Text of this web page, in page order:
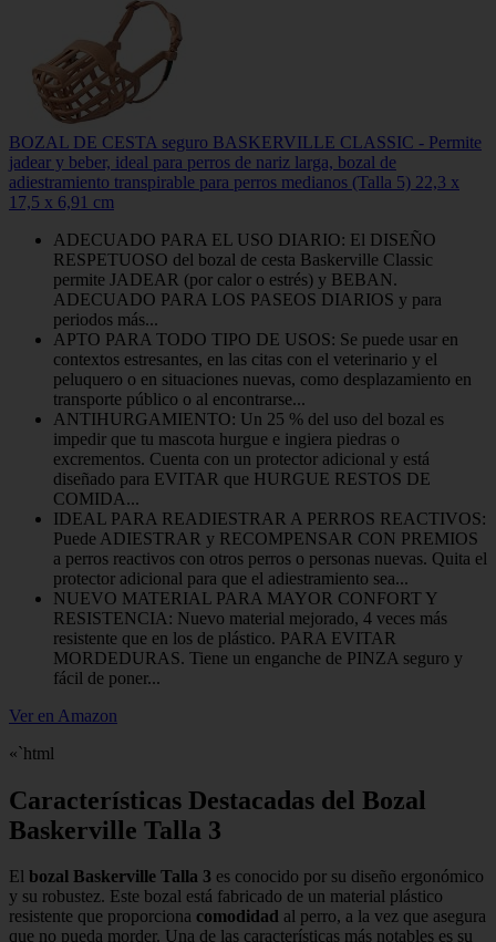
BOZAL DE CESTA seguro BASKERVILLE CLASSIC - Permite
jadear y beber, ideal para perros de nariz larga, bozal de
adiestramiento transpirable para perros medianos (Talla 5) 22,3 x
17,5 x 6,91 cm
ADECUADO PARA EL USO DIARIO: El DISEÑO
RESPETUOSO del bozal de cesta Baskerville Classic
permite JADEAR (por calor o estrés) y BEBAN.
ADECUADO PARA LOS PASEOS DIARIOS y para
periodos más...
APTO PARA TODO TIPO DE USOS: Se puede usar en
contextos estresantes, en las citas con el veterinario y el
peluquero o en situaciones nuevas, como desplazamiento en
transporte público o al encontrarse...
ANTIHURGAMIENTO: Un 25 % del uso del bozal es
impedir que tu mascota hurgue e ingiera piedras o
excrementos. Cuenta con un protector adicional y está
diseñado para EVITAR que HURGUE RESTOS DE
COMIDA...
IDEAL PARA READIESTRAR A PERROS REACTIVOS:
Puede ADIESTRAR y RECOMPENSAR CON PREMIOS
a perros reactivos con otros perros o personas nuevas. Quita el
protector adicional para que el adiestramiento sea...
NUEVO MATERIAL PARA MAYOR CONFORT Y
RESISTENCIA: Nuevo material mejorado, 4 veces más
resistente que en los de plástico. PARA EVITAR
MORDEDURAS. Tiene un enganche de PINZA seguro y
fácil de poner...
Ver en Amazon
«`html
Características Destacadas del Bozal
Baskerville Talla 3
El bozal Baskerville Talla 3 es conocido por su diseño ergonómico
y su robustez. Este bozal está fabricado de un material plástico
resistente que proporciona comodidad al perro, a la vez que asegura
que no pueda morder. Una de las características más notables es su